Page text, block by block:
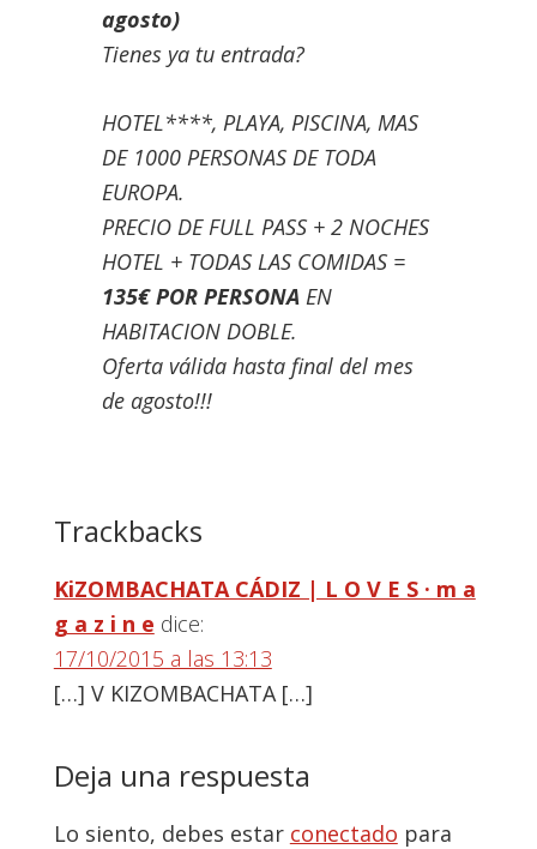
agosto)
Tienes ya tu entrada?
HOTEL****, PLAYA, PISCINA, MAS
DE 1000 PERSONAS DE TODA
EUROPA.
PRECIO DE FULL PASS + 2 NOCHES
HOTEL + TODAS LAS COMIDAS =
135€ POR PERSONAEN
HABITACION DOBLE.
Oferta válida hasta final del mes
de agosto!!!
Interacciones
con
los
lectores
Trackbacks
KiZOMBACHATA CÁDIZ | L O V E S · m a
g a z i n e dice:
17/10/2015 a las 13:13
[…] V KIZOMBACHATA […]
Deja una respuesta
Lo siento, debes estar conectado para